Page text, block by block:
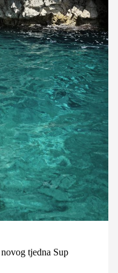
tjedna Sup